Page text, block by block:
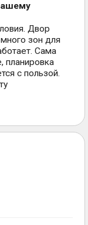
Двор
зон для
Сама
планировка
с пользой.